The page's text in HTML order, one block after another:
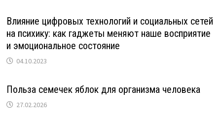
Влияние цифровых технологий и социальных сетей
на психику: как гаджеты меняют наше восприятие
и эмоциональное состояние
04.10.2023
Польза семечек яблок для организма человека
27.02.2026